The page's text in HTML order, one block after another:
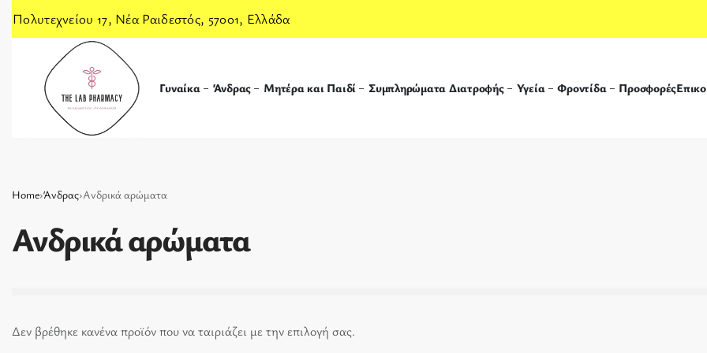
Πολυτεχνείου 17, Νέα Ραιδεστός, 57001, Ελλάδα
Γυναίκα Άνδρας Μητέρα και Παιδί Συμπληρώματα Διατροφής Υγεία Φροντίδα Προσφορές
Home›Άνδρας›Ανδρικά αρώματα
Ανδρικά αρώματα
Δεν βρέθηκε κανένα προϊόν που να ταιριάζει με την επιλογή σας.